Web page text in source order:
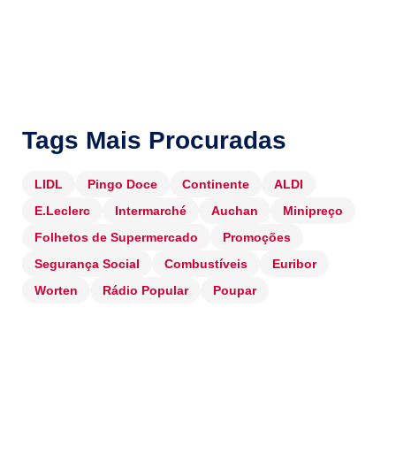
Tags Mais Procuradas
LIDL Pingo Doce Continente
ALDI
E.Leclerc
Intermarché Auchan
Minipreço
Folhetos de Supermercado
Promoções
Segurança Social
Combustíveis
Euribor
Worten
Rádio Popular Poupar